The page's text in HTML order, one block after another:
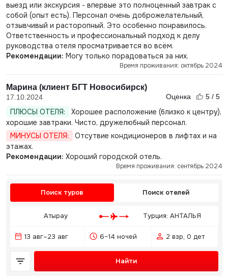
выезд или экскурсия - впервые это полноценный завтрак с
собой (опыт есть). Персонал очень доброжелательный,
отзывчивый и расторопный. Это особенно понравилось.
Ответственность и профессиональный подход к делу
руководства отеля просматривается во всём.
Рекомендации: Могу только порадоваться за них.
Время проживания: октябрь 2024
Марина (клиент БГТ Новосибирск)
17.10.2024 Оценка 5 / 5
ПЛЮСЫ ОТЕЛЯ:
Хорошее расположение (близко к центру),
хорошие завтраки. Чисто, дружелюбный персонал.
МИНУСЫ ОТЕЛЯ:
Отсутвие кондиционеров в лифтах и на
этажах.
Рекомендации: Хороший городской отель.
Время проживания: сентябрь 2024
Поиск туров Поиск отелей
Атырау Турция: АНТАЛЬЯ
13 авг–23 авг 6–14 ночей 2 взр, 0 дет
Найти